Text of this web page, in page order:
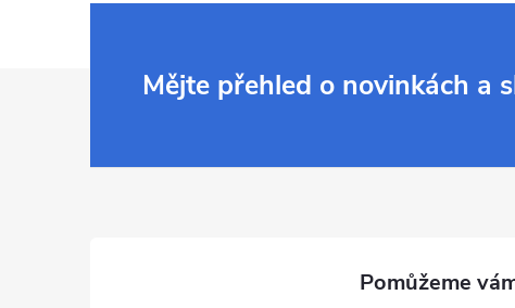
Mějte přehled o novinkách a